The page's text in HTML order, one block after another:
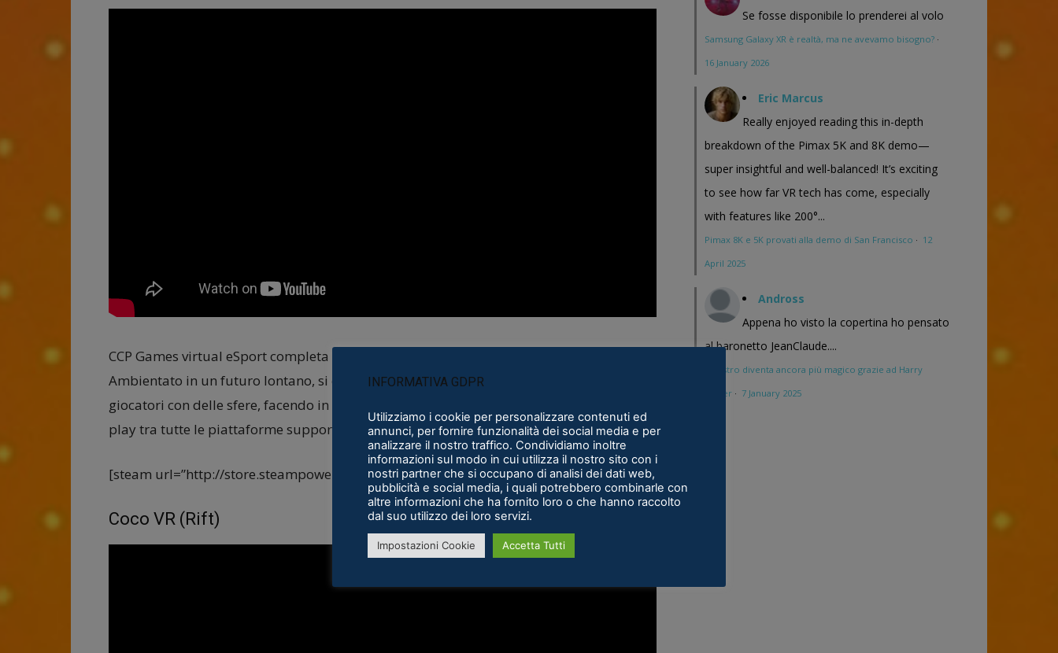
CCP Games virtual eSport completa il porting da PlayStation VR (PSVR) a Rift e Vive.
Ambientato in un futuro lontano, si compete in tornei cercando di colpire gli altri
giocatori con delle sfere, facendo in modo da non essere colpiti a propria volta. Cross-
play tra tutte le piattaforme supportate.
[steam url=”http://store.steampowered.com/app/601770/Sparc/”]
Coco VR (Rift)
Se fosse disponibile lo prenderei al volo
Samsung Galaxy XR è realtà, ma ne avevamo bisogno? ·
16 January 2026
Eric Marcus
Really enjoyed reading this in-depth
breakdown of the Pimax 5K and 8K demo—
super insightful and well-balanced! It’s exciting
to see how far VR tech has come, especially
with features like 200°...
Pimax 8K e 5K provati alla demo di San Francisco · 12
April 2025
Andross
Appena ho visto la copertina ho pensato
al baronetto JeanClaude....
Maestro diventa ancora più magico grazie ad Harry
Potter · 7 January 2025
INFORMATIVA GDPR
Utilizziamo i cookie per personalizzare contenuti ed
annunci, per fornire funzionalità dei social media e per
analizzare il nostro traffico. Condividiamo inoltre
informazioni sul modo in cui utilizza il nostro sito con i
nostri partner che si occupano di analisi dei dati web,
pubblicità e social media, i quali potrebbero combinarle con
altre informazioni che ha fornito loro o che hanno raccolto
dal suo utilizzo dei loro servizi.
Impostazioni Cookie Accetta Tutti